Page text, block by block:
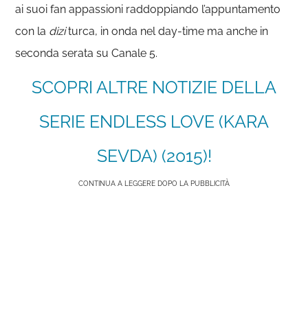
ai suoi fan appassioni raddoppiando l’appuntamento
con la diziturca, in onda nel day-time ma anche in
seconda serata su Canale 5.
SCOPRI ALTRE NOTIZIE DELLA
SERIE ENDLESS LOVE (KARA
SEVDA) (2015)!
CONTINUA A LEGGERE DOPO LA PUBBLICITÀ